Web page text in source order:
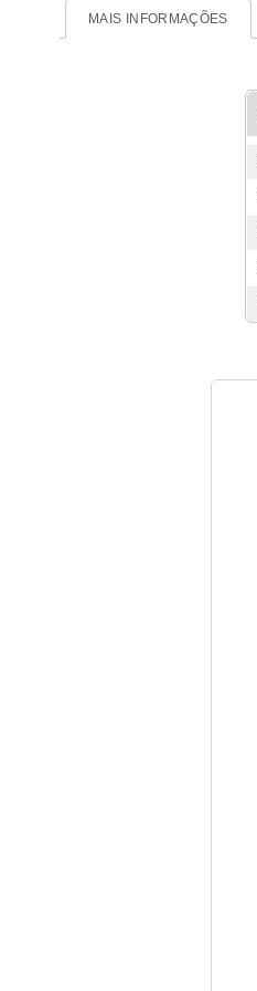
MAIS INFORMAÇÕES